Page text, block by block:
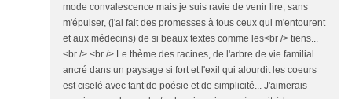
mode convalescence mais je suis ravie de venir lire, sans
m'épuiser, (j'ai fait des promesses à tous ceux qui m'entourent
et aux médecins) de si beaux textes comme les<br /> tiens...
<br /> <br /> Le thème des racines, de l'arbre de vie familial
ancré dans un paysage si fort et l'exil qui alourdit les coeurs
est ciselé avec tant de poésie et de simplicité... J'aimerais